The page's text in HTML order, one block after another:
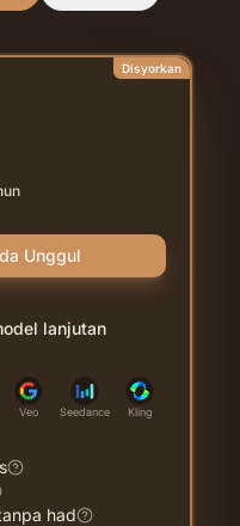
Disyorkan
Unggul
lanjutan
Veo Seedance Kling
had